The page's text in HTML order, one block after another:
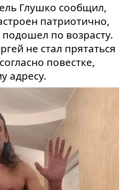
Глушко сообщил,
патриотично,
по возрасту.
не стал прятаться
повестке,
адресу.